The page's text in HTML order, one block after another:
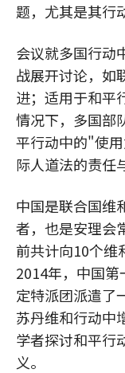
题，尤其是其行
会议就多国行动
战展开讨论，如
进；适用于和平
情况下，多国部
平行动中的"使
际人道法的责任
中国是联合国维
者，也是安理会
前共计向10个维
2014年，中国
定特派团派遣了
苏丹维和行动中
学者探讨和平行
义。